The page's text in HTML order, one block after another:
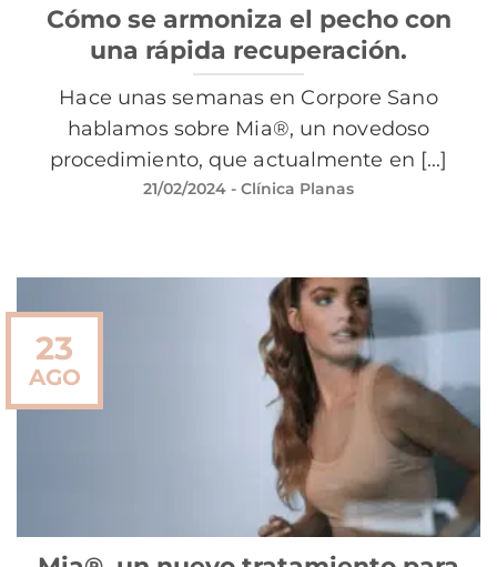
Cómo se armoniza el pecho con
una rápida recuperación.
Hace unas semanas en Corpore Sano
hablamos sobre Mia®, un novedoso
procedimiento, que actualmente en [...]
21/02/2024 - Clínica Planas
23
AGO